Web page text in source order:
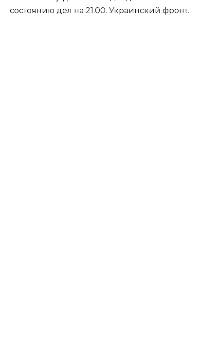
состоянию дел на 21.00. Украинский фронт.